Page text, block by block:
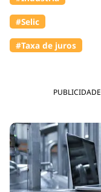
PUBLICIDADE
#Selic
#Taxa de juros